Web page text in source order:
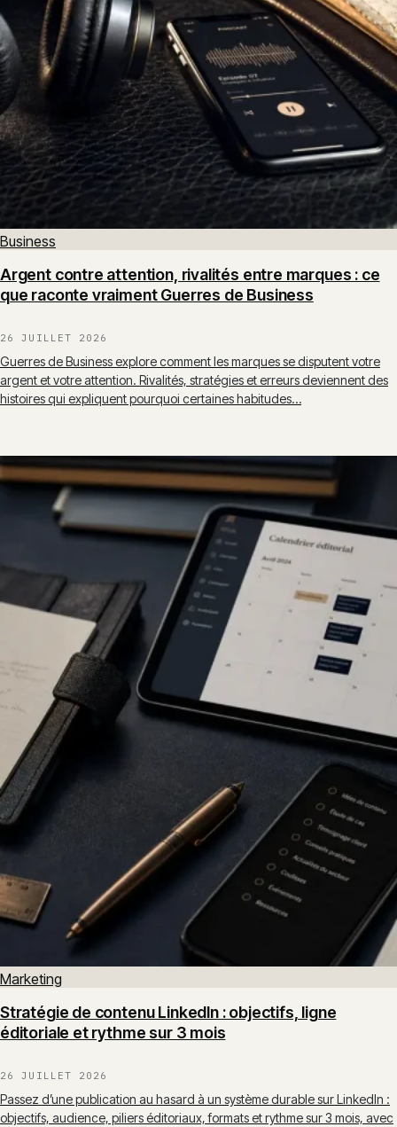
Business
Argent contre attention, rivalités entre marques : ce
que raconte vraiment Guerres de Business
26 JUILLET 2026
Guerres de Business explore comment les marques se disputent votre
argent et votre attention. Rivalités, stratégies et erreurs deviennent des
histoires qui expliquent pourquoi certaines habitudes…
Marketing
Stratégie de contenu LinkedIn : objectifs, ligne
éditoriale et rythme sur 3 mois
26 JUILLET 2026
Passez d’une publication au hasard à un système durable sur LinkedIn :
objectifs, audience, piliers éditoriaux, formats et rythme sur 3 mois, avec